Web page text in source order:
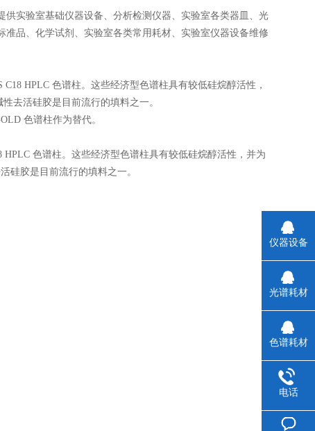
供实验室基础仪器设备、 分析检测 仪器、实验室各类器皿 、 光
准品、化学试剂 、 实验室各类常用耗材、实验室仪器设备维修
HPLC 色谱柱。这些经济型色谱柱具有较低硅烷醇活性，
去活硅胶是目前流行的填料之一。
色谱柱作为替代。
色谱柱。这些经济型色谱柱具有较低硅烷醇活性，并为
硅胶是目前流行的填料之一。
仪器设备
光谱耗材
色谱耗材
电话